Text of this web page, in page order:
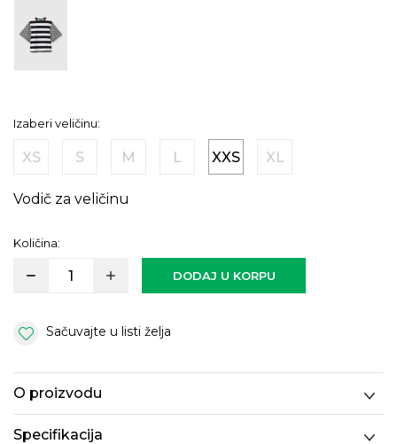
Izaberi veličinu:
XS S M L XXS XL
Vodič za veličinu
Količina:
DODAJ U KORPU
Sačuvajte u listi želja
O proizvodu
Specifikacija